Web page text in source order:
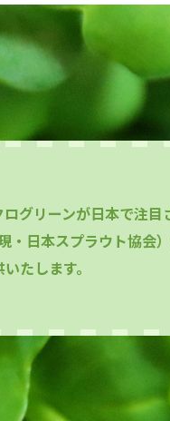
グリーンが日本で注目
・日本スプラウト協会
たします。